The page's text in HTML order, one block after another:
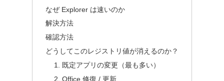
なぜ Explorer は速いのか
解決方法
確認方法
どうしてこのレジストリ値が消えるのか？
1. 既定アプリの変更（最も多い）
2. Office 修復 / 更新